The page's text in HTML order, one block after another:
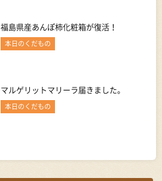
福島県産あんぽ柿化粧箱が復活！
本日のくだもの
マルゲリットマリーラ届きました。
本日のくだもの